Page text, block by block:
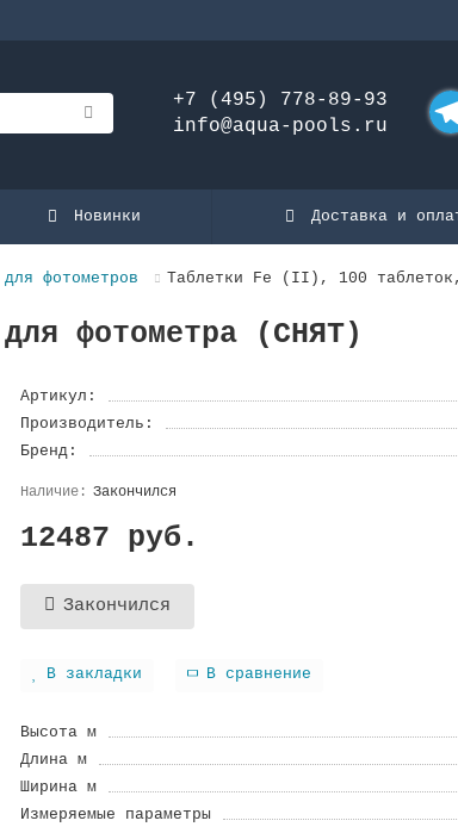
+7 (495) 778-89-93
info@aqua-pools.ru
Новинки Доставка и
фотометров Таблетки Fe (II), 100
фотометра (СНЯТ)
Артикул:
Производитель:
Бренд:
Закончился
12487 руб.
Закончился
В закладки В сравнение
Высота м
Длина м
Ширина м
Измеряемые параметры